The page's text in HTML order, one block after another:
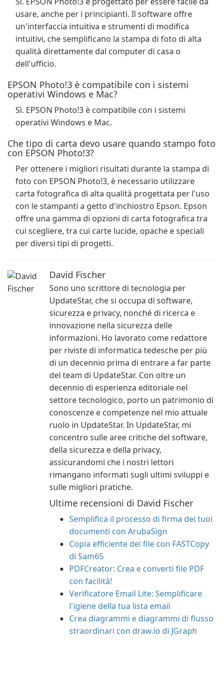
usare, anche per i principianti. Il software offre
un'interfaccia intuitiva e strumenti di modifica
intuitivi, che semplificano la stampa di foto di alta
qualità direttamente dal computer di casa o
dell'ufficio.
EPSON Photo!3 è compatibile con i sistemi
operativi Windows e Mac?
Sì. EPSON Photo!3 è compatibile con i sistemi
operativi Windows e Mac.
Che tipo di carta devo usare quando stampo foto
con EPSON Photo!3?
Per ottenere i migliori risultati durante la stampa di
foto con EPSON Photo!3, è necessario utilizzare
carta fotografica di alta qualità progettata per l'uso
con le stampanti a getto d'inchiostro Epson. Epson
offre una gamma di opzioni di carta fotografica tra
cui scegliere, tra cui carte lucide, opache e speciali
per diversi tipi di progetti.
David Fischer
Sono uno scrittore di tecnologia per
UpdateStar, che si occupa di software,
sicurezza e privacy, nonché di ricerca e
innovazione nella sicurezza delle
informazioni. Ho lavorato come redattore
per riviste di informatica tedesche per più
di un decennio prima di entrare a far parte
del team di UpdateStar. Con oltre un
decennio di esperienza editoriale nel
settore tecnologico, porto un patrimonio di
conoscenze e competenze nel mio attuale
ruolo in UpdateStar. In UpdateStar, mi
concentro sulle aree critiche del software,
della sicurezza e della privacy,
assicurandomi che i nostri lettori
rimangano informati sugli ultimi sviluppi e
sulle migliori pratiche.
Ultime recensioni di David Fischer
Semplifica il processo di firma dei tuoi
documenti con ArubaSign
Copia efficiente dei file con FASTCopy
di Sam65
PDFCreator: Crea e converti file PDF
con facilità!
Verificatore Email Lite: Semplificare
l'igiene della tua lista email
Crea diagrammi e diagrammi di flusso
straordinari con draw.io di JGraph